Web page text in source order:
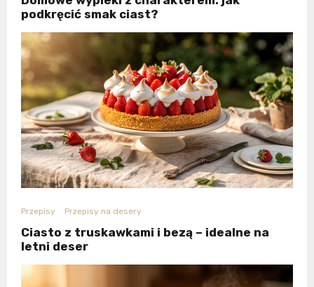
podkręcić smak ciast?
Przepisy Przepisy na desery
Ciasto z truskawkami i bezą – idealne na
letni deser